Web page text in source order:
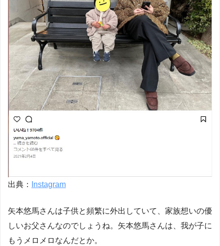
出典： Instagram
矢本悠馬さんは子供と頻繁に外出していて、家族想いの優
しいお父さんなのでしょうね。矢本悠馬さんは、我が子に
もうメロメロなんだとか。